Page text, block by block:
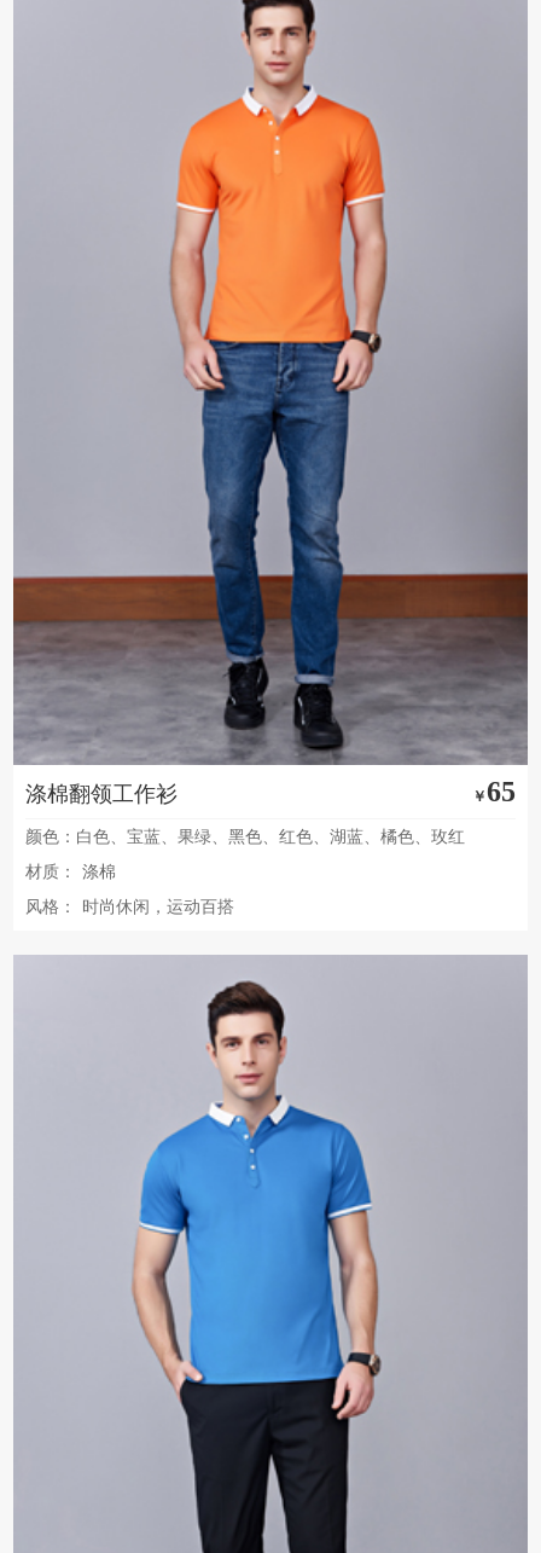
涤棉翻领工作衫 ￥65
颜色：白色、宝蓝、果绿、黑色、红色、湖蓝、橘色、玫红
材质：
涤棉
风格：
时尚休闲，运动百搭